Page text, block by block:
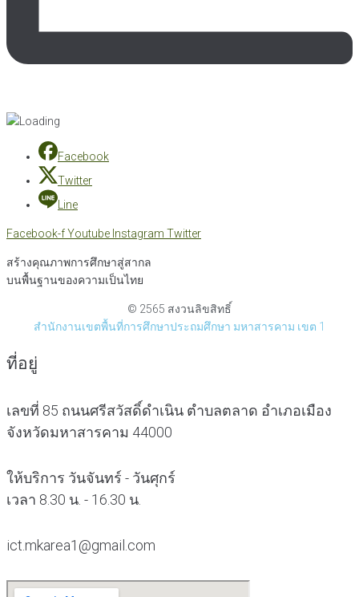
Facebook
Twitter
Line
Facebook-fYoutube Instagram Twitter
สร้างคุณภาพการศึกษาสู่สากล
บนพื้นฐานของความเป็นไทย
© 2565 สงวนลิขสิทธิ์
สำนักงานเขตพื้นที่การศึกษาประถมศึกษา มหาสารคาม เขต 1
ที่อยู่
เลขที่ 85 ถนนศรีสวัสดิ์ดำเนิน ตำบลตลาด อำเภอเมือง
จังหวัดมหาสารคาม 44000
ให้บริการ วันจันทร์ - วันศุกร์
เวลา 8.30 น. - 16.30 น.
ict.mkarea1@gmail.com